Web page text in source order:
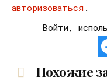
авторизоваться .
Войти,
Похожие